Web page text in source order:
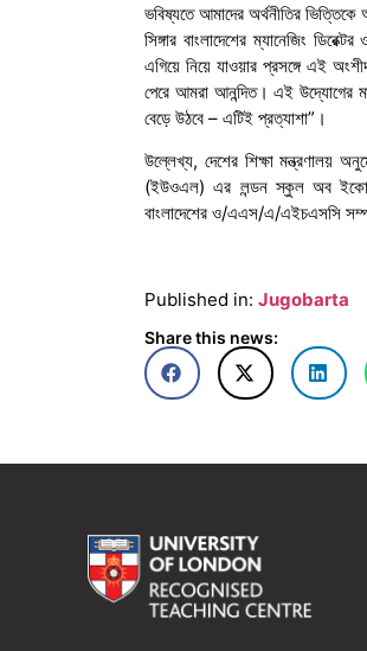
ভবিষ্যতে আমাদের অর্থনীতির
সিঙ্গার বাংলাদেশের ম্যানেজিং
এগিয়ে নিয়ে যাওয়ার প্রসঙ্গে এই
পেরে আমরা আনন্দিত। এই উদ্যোগের
বেড়ে উঠবে – এটিই প্রত্যাশা”।
উল্লেখ্য, দেশের শিক্ষা মন্ত্রণালয়
(ইউওএল) এর লন্ডন স্কুল অব
বাংলাদেশের ও/এএস/এ/এইচএসসি
Published in: Jugobarta
Share this news: